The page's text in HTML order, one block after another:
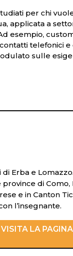
per chi
applicata a
esempio,
telefonici e
sulle
Erba e Lomazzo.
province di Como,
e in Canton
l’insegnante.
VISITA LA PAGINA